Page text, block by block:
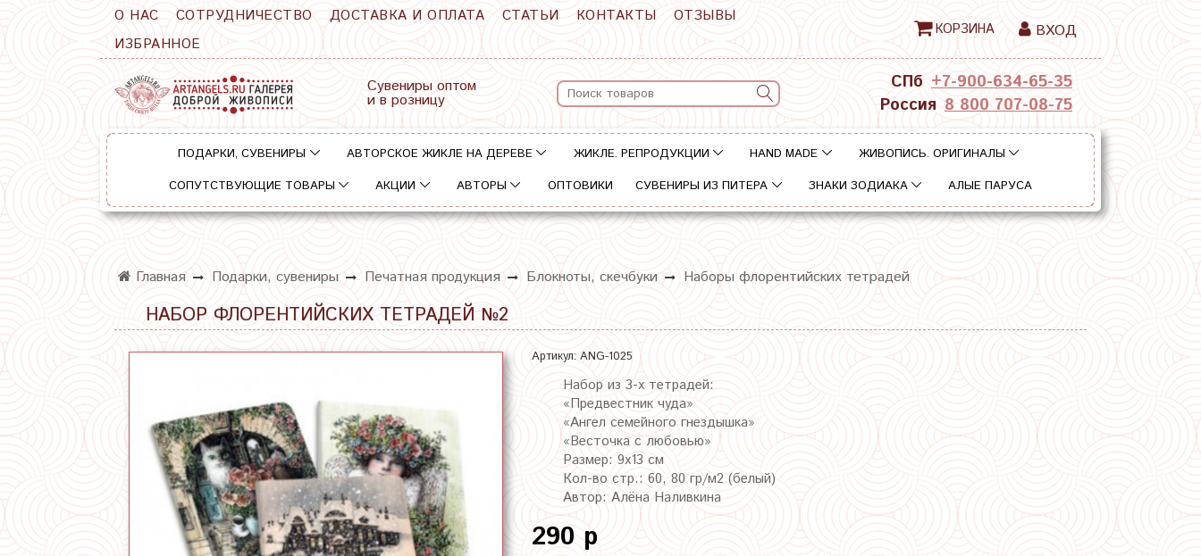
О НАС СОТРУДНИЧЕСТВО ДОСТАВКА И ОПЛАТА СТАТЬИ КОНТАКТЫ
ОТЗЫВЫ
ИЗБРАННОЕ
КОРЗИНА ВХОД
Сувениры оптом
и в розницу
СПб +7-900-634-65-35
Россия 8 800 707-08-75
ПОДАРКИ, СУВЕНИРЫ АВТОРСКОЕ ЖИКЛЕ НА ДЕРЕВЕ ЖИКЛЕ. РЕПРОДУКЦИИ HAND MADE
ЖИВОПИСЬ. ОРИГИНАЛЫ
СОПУТСТВУЮЩИЕ ТОВАРЫ
АКЦИИ АВТОРЫ ОПТОВИКИ СУВЕНИРЫ ИЗ ПИТЕРА ЗНАКИ ЗОДИАКА АЛЫЕ ПАРУСА
Главная Подарки, сувениры Печатная продукция Блокноты, скечбуки Наборы флорентийских тетрадей
НАБОР ФЛОРЕНТИЙСКИХ ТЕТРАДЕЙ №2
Артикул: ANG-1025
Набор из 3-х тетрадей:
«Предвестник чуда»
«Ангел семейного гнездышка»
«Весточка с любовью»
Размер: 9х13 см
Кол-во стр.: 60, 80 гр/м2 (белый)
Автор: Алёна Наливкина
290 р